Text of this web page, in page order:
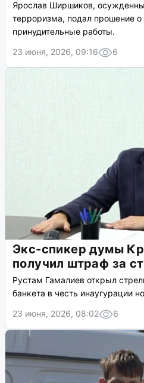
Ярослав Ширшиков,
терроризма, подал прошение о
принудительные работы.
23 июня, 2026, 09:16
6
Экс-спикер думы
получил штраф за
Рустам Гамалиев открыл
банкета в честь инаугурации
23 июня, 2026, 08:02
6